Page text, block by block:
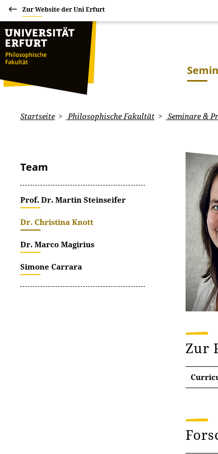
Zur Website der Uni Erfurt
Startseite Philosophische Fakultät Seminare &
Team
Prof. Dr. Martin Steinseifer
Dr. Christina Knott
Dr. Marco Magirius
Simone Carrara
Zur